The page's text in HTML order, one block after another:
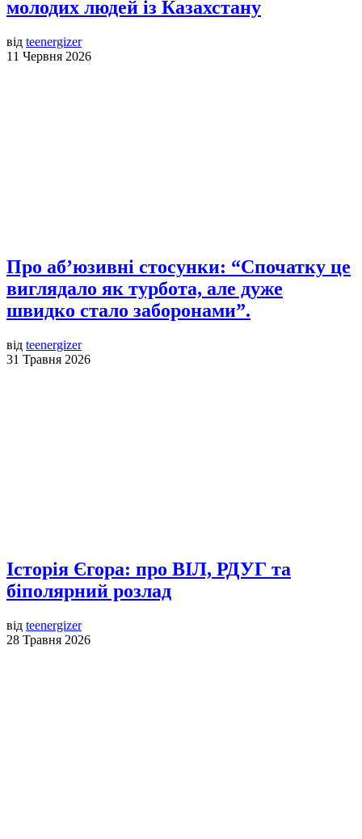
молодих людей із Казахстану
від teenergizer
11 Червня 2026
Про аб’юзивні стосунки: “Спочатку це
виглядало як турбота, але дуже
швидко стало заборонами”.
від teenergizer
31 Травня 2026
Історія Єгора: про ВІЛ, РДУГ та
біполярний розлад
від teenergizer
28 Травня 2026